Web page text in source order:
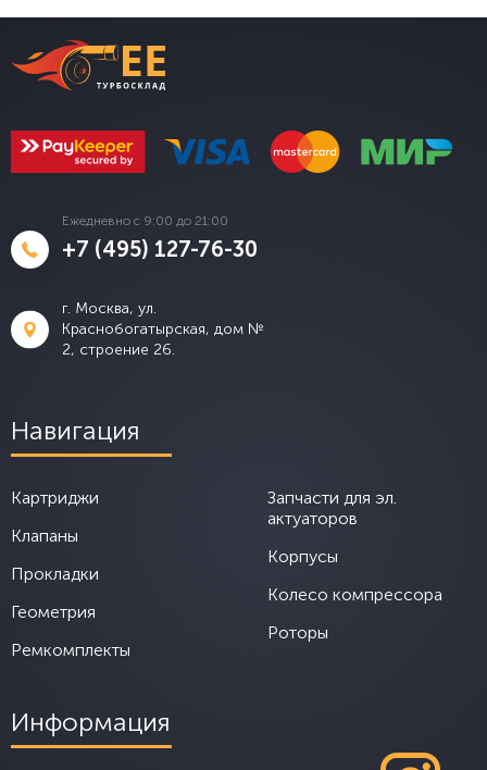
Ежедневно с 9:00 до 21:00
+7 (495) 127-76-30
г. Москва, ул.
Краснобогатырская, дом №
2, строение 26.
Навигация
Картриджи
Клапаны
Прокладки
Геометрия
Ремкомплекты
Запчасти для эл.
актуаторов
Корпусы
Колесо компрессора
Роторы
Информация